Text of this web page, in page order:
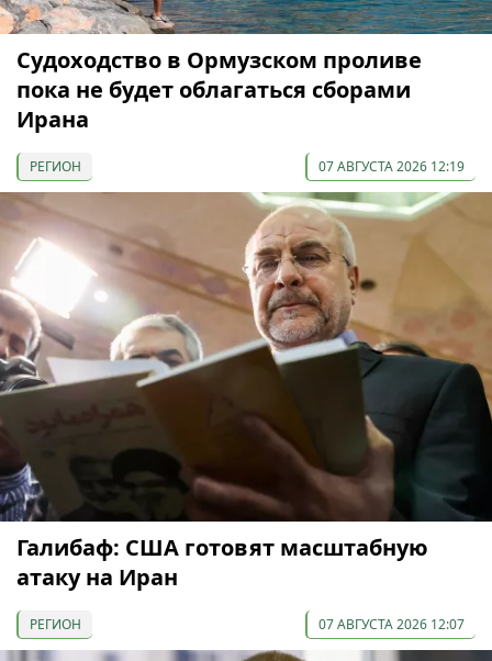
Судоходство в Ормузском проливе
пока не будет облагаться сборами
Ирана
РЕГИОН 07 АВГУСТА 2026 12:19
Галибаф: США готовят масштабную
атаку на Иран
РЕГИОН 07 АВГУСТА 2026 12:07